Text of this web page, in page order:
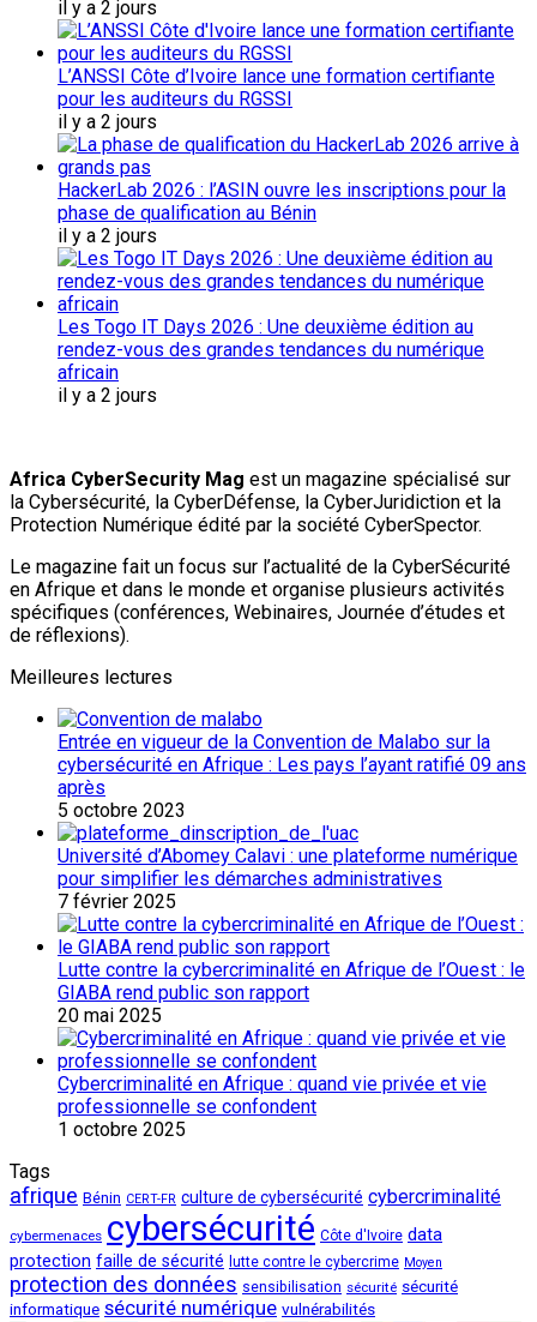
il y a 2 jours
L’ANSSI Côte d’Ivoire lance une formation certifiante
pour les auditeurs du RGSSI
il y a 2 jours
HackerLab 2026 : l’ASIN ouvre les inscriptions pour la
phase de qualification au Bénin
il y a 2 jours
Les Togo IT Days 2026 : Une deuxième édition au
rendez-vous des grandes tendances du numérique
africain
il y a 2 jours
Africa CyberSecurity Mag est un magazine spécialisé sur
la Cybersécurité, la CyberDéfense, la CyberJuridiction et la
Protection Numérique édité par la société CyberSpector.
Le magazine fait un focus sur l’actualité de la CyberSécurité
en Afrique et dans le monde et organise plusieurs activités
spécifiques (conférences, Webinaires, Journée d’études et
de réflexions).
Meilleures lectures
Entrée en vigueur de la Convention de Malabo sur la
cybersécurité en Afrique : Les pays l’ayant ratifié 09 ans
après
5 octobre 2023
Université d’Abomey Calavi : une plateforme numérique
pour simplifier les démarches administratives
7 février 2025
Lutte contre la cybercriminalité en Afrique de l’Ouest : le
GIABA rend public son rapport
20 mai 2025
Cybercriminalité en Afrique : quand vie privée et vie
professionnelle se confondent
1 octobre 2025
Tags
afrique Bénin CERT-FR culture de cybersécurité cybercriminalité
cybermenaces cybersécurité Côte d'Ivoire data
protection faille de sécurité lutte contre le cybercrime Moyen
protection des données sensibilisation sécurité sécurité
informatique sécurité numérique vulnérabilités